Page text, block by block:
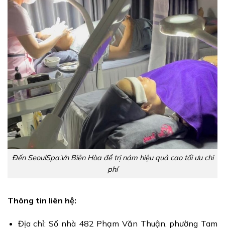
Đến SeoulSpa.Vn Biên Hòa để trị nám hiệu quả cao tối ưu chi
phí
Thông tin liên hệ:
Địa chỉ: Số nhà 482 Phạm Văn Thuận, phường Tam